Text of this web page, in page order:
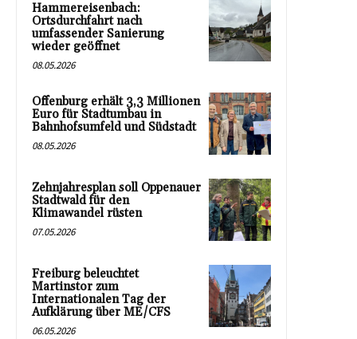
Hammereisenbach:
Ortsdurchfahrt nach
umfassender Sanierung
wieder geöffnet
08.05.2026
Offenburg erhält 3,3 Millionen
Euro für Stadtumbau in
Bahnhofsumfeld und Südstadt
08.05.2026
Zehnjahresplan soll Oppenauer
Stadtwald für den
Klimawandel rüsten
07.05.2026
Freiburg beleuchtet
Martinstor zum
Internationalen Tag der
Aufklärung über ME/CFS
06.05.2026